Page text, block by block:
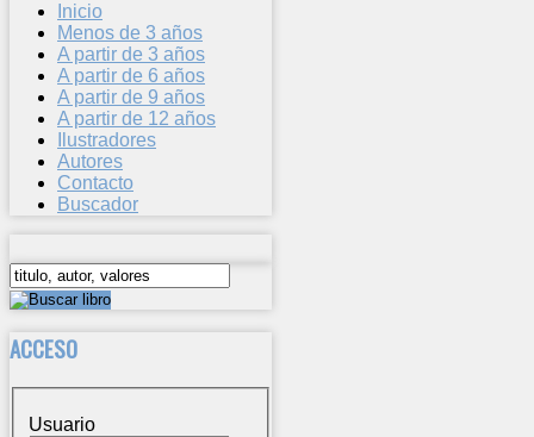
Inicio
Menos de 3 años
A partir de 3 años
A partir de 6 años
A partir de 9 años
A partir de 12 años
Ilustradores
Autores
Contacto
Buscador
ACCESO
Usuario